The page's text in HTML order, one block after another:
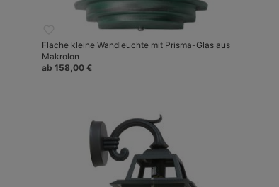
Flache kleine Wandleuchte mit Prisma-Glas aus
Makrolon
ab 158,00 €